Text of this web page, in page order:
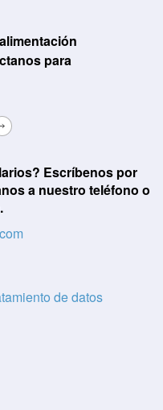
para
Escríbenos por
a nuestro teléfono o
de datos